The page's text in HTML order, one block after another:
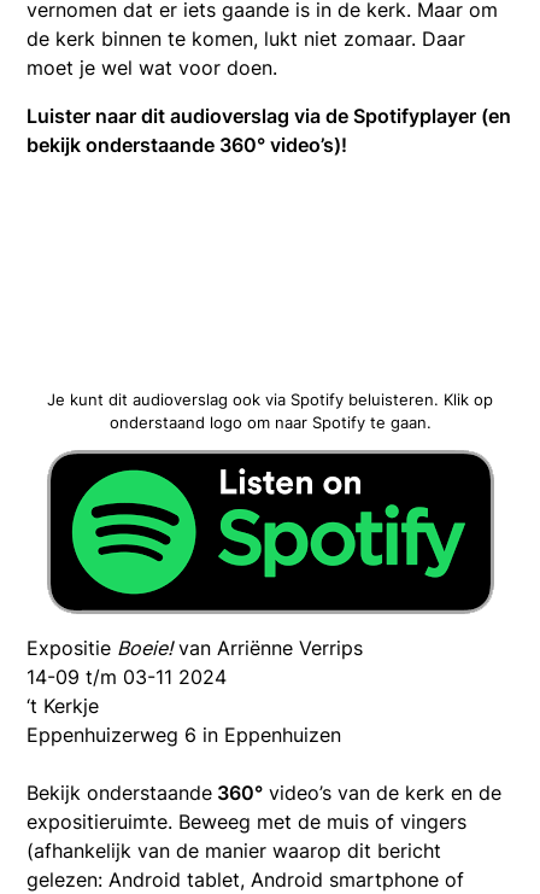
vernomen dat er iets gaande is in de kerk. Maar om
de kerk binnen te komen, lukt niet zomaar. Daar
moet je wel wat voor doen.
Luister naar dit audioverslag via de Spotifyplayer (en
bekijk onderstaande 360° video’s)!
Je kunt dit audioverslag ook via Spotify beluisteren. Klik op
onderstaand logo om naar Spotify te gaan.
Expositie Boeie!van Arriënne Verrips
14-09 t/m 03-11 2024
‘t Kerkje
Eppenhuizerweg 6 in Eppenhuizen
Bekijk onderstaande 360° video’s van de kerk en de
expositieruimte. Beweeg met de muis of vingers
(afhankelijk van de manier waarop dit bericht
gelezen: Android tablet, Android smartphone of